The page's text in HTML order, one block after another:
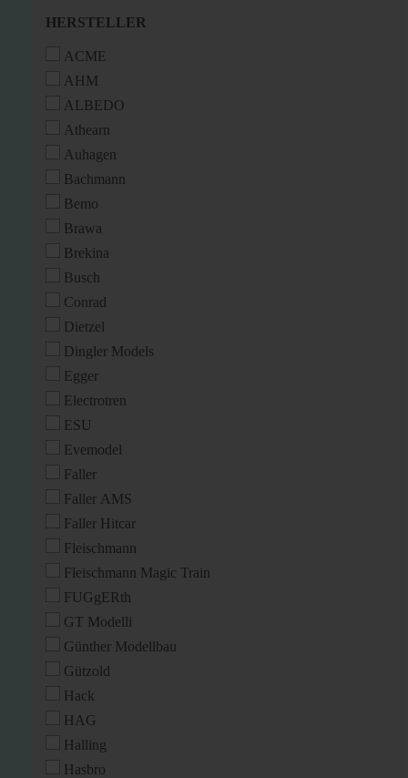
HERSTELLER
HERSTELLER
ACME
AHM
ALBEDO
Athearn
Auhagen
Bachmann
Bemo
Brawa
Brekina
Busch
Conrad
Dietzel
Dingler Models
Egger
Electrotren
ESU
Evemodel
Faller
Faller AMS
Faller Hitcar
Fleischmann
Fleischmann Magic Train
FUGgERth
GT Modelli
Günther Modellbau
Gützold
Hack
HAG
Halling
Hasbro